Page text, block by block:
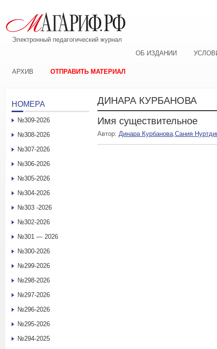
Электронный педагогический журнал
ОБ ИЗДАНИИ
АРХИВ ОТПРАВИТЬ МАТЕРИАЛ
ДИНАРА КУРБАНОВА
Имя существительное
Автор: Динара Курбанова,Сания
НОМЕРА
№309-2026
№308-2026
№307-2026
№306-2026
№305-2026
№304-2026
№303 -2026
№302-2026
№301 — 2026
№300-2026
№299-2026
№298-2026
№297-2026
№296-2026
№295-2026
№294-2025